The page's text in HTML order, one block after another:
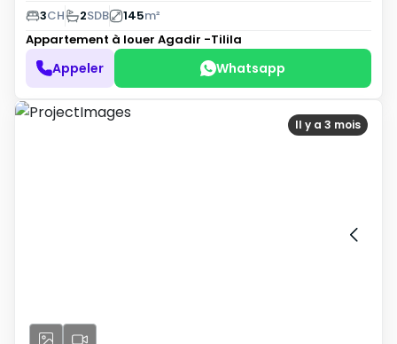
3CH 2SDB 145m²
Appartement à louer Agadir -Tilila
Appeler Whatsapp
Il y a 3 mois